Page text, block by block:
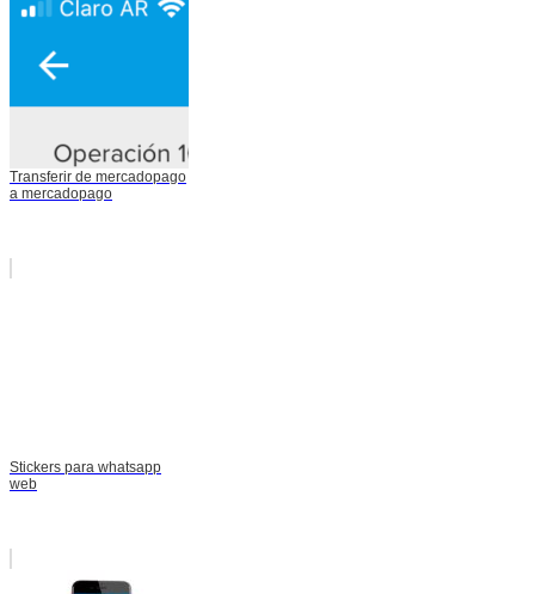
Transferir de mercadopago
a mercadopago
Stickers para whatsapp
web